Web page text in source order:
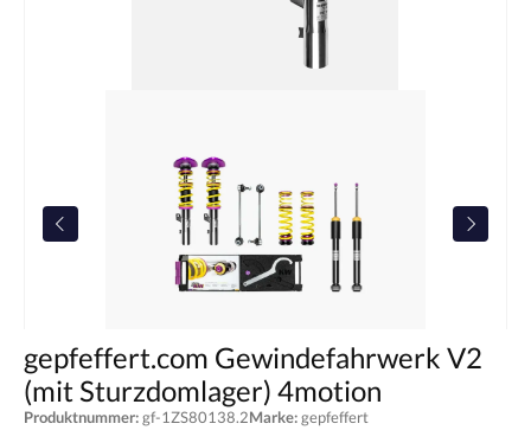
gepfeffert.com Gewindefahrwerk V2
(mit Sturzdomlager) 4motion
Produktnummer:gf-1ZS80138.2Marke:gepfeffert